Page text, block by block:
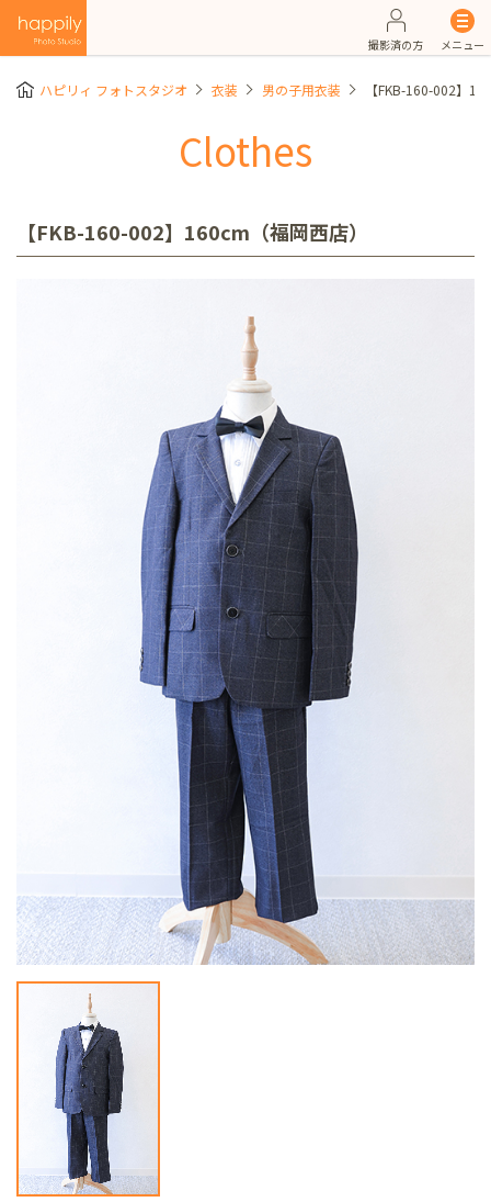
撮影済の方 メニュー
ハピリィ フォトスタジオ 衣装 男の子用衣装 【FKB-160-002】
Clothes
【FKB-160-002】160cm（福岡西店）